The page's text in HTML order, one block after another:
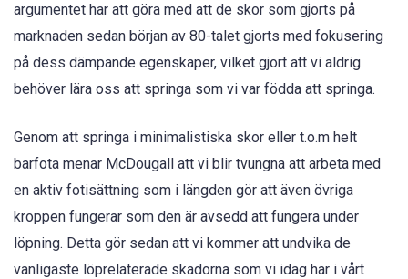
argumentet har att göra med att de skor som gjorts på
marknaden sedan början av 80-talet gjorts med fokusering
på dess dämpande egenskaper, vilket gjort att vi aldrig
behöver lära oss att springa som vi var födda att springa.
Genom att springa i minimalistiska skor eller t.o.m helt
barfota menar McDougall att vi blir tvungna att arbeta med
en aktiv fotisättning som i längden gör att även övriga
kroppen fungerar som den är avsedd att fungera under
löpning. Detta gör sedan att vi kommer att undvika de
vanligaste löprelaterade skadorna som vi idag har i vårt